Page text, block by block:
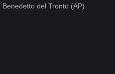
del Tronto (AP)